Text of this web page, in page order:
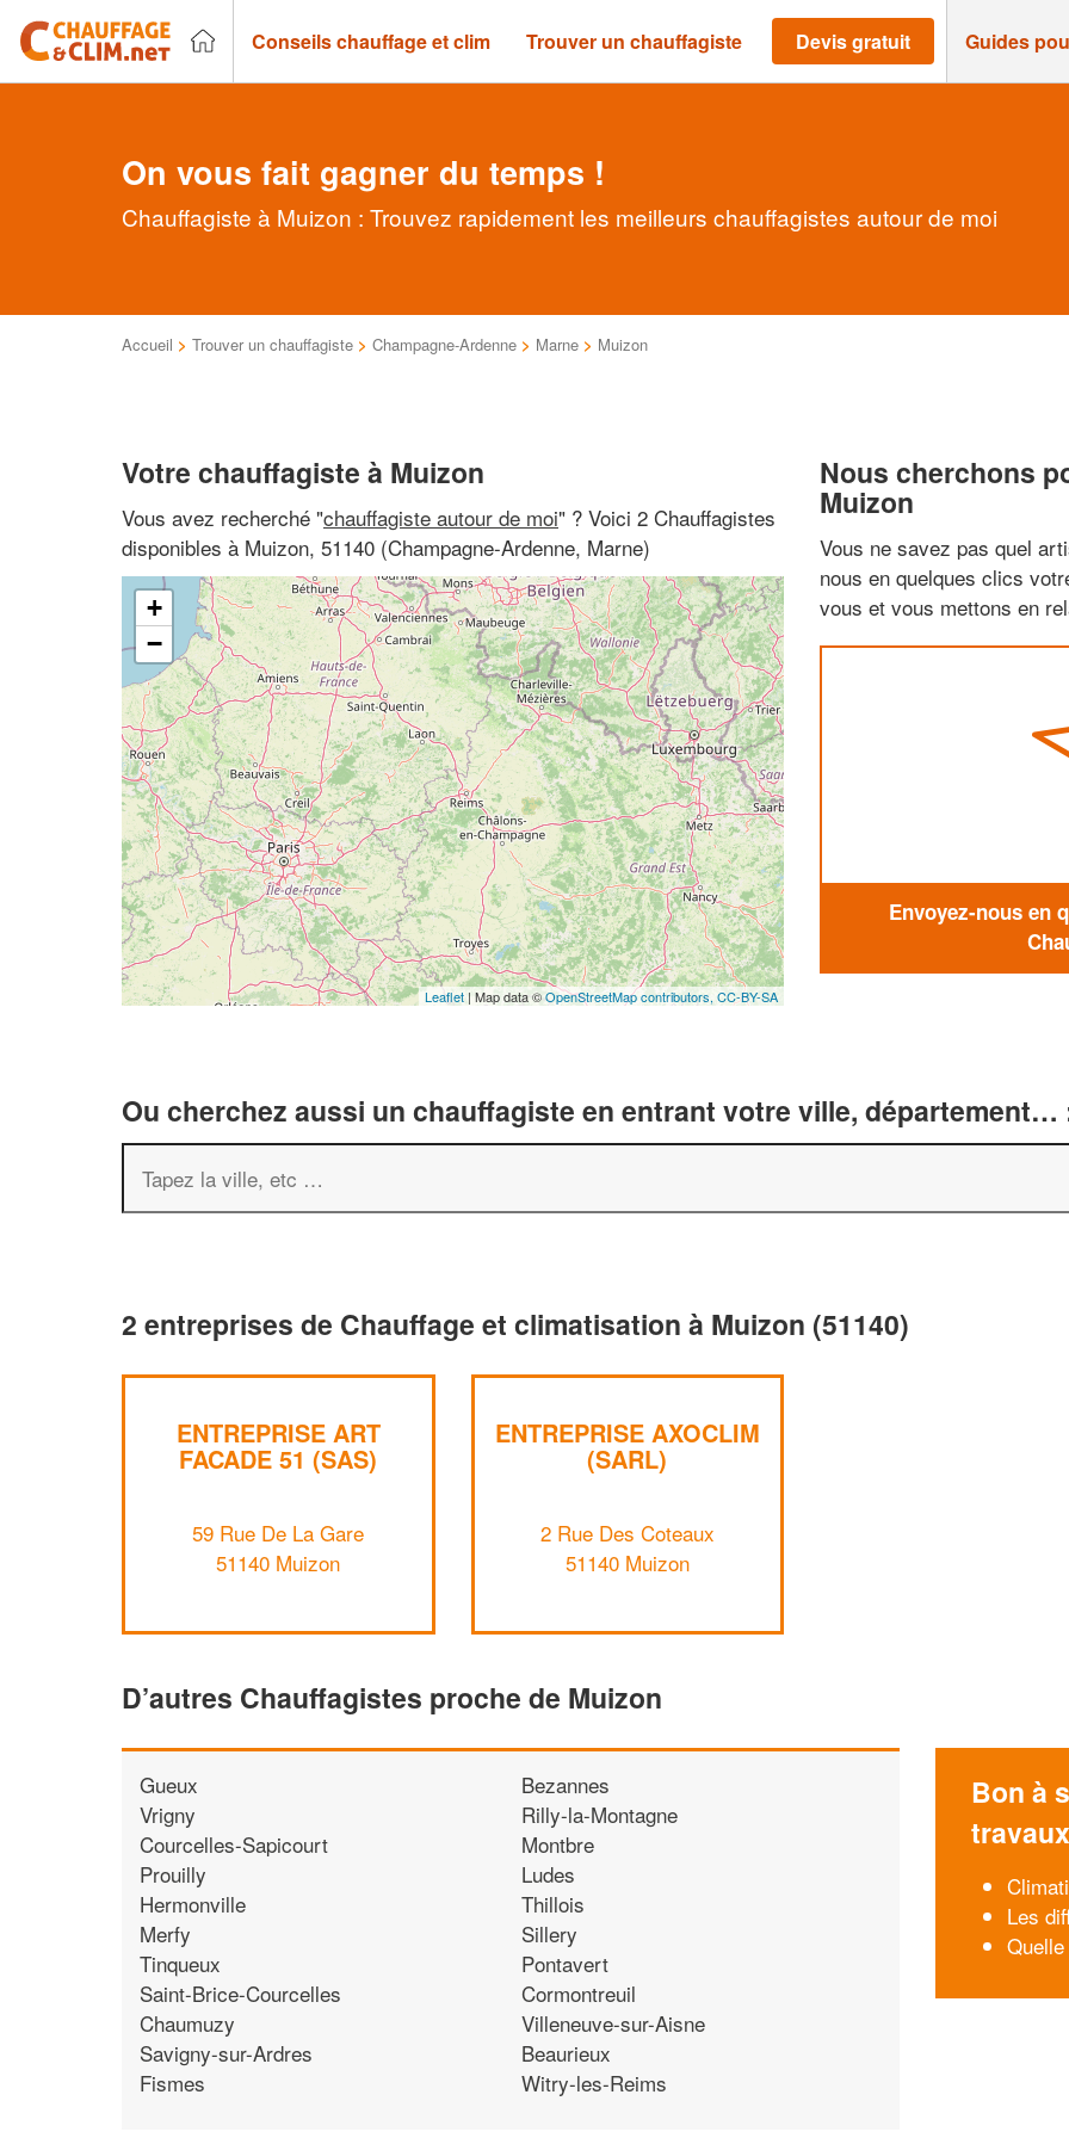
Conseils chauffage et clim Trouver un chauffagiste Devis gratuit Guides
On vous fait gagner du temps !
Chauffagiste à Muizon : Trouvez rapidement les meilleurs chauffagistes autour de moi
Accueil > Trouver un chauffagiste > Champagne-Ardenne > Marne > Muizon
Votre chauffagiste à Muizon
Vous avez recherché "chauffagiste autour de moi" ? Voici 2 Chauffagistes
disponibles à Muizon, 51140 (Champagne-Ardenne, Marne)
+
−
Leaflet | Map data ©OpenStreetMap contributors, CC-BY-SA
Nous cherchons
Muizon
Vous ne savez pas quel
nous en quelques clics
vous et vous mettons en
Envoyez-nous en
Ou cherchez aussi un chauffagiste en entrant votre ville, département…
2 entreprises de Chauffage et climatisation à Muizon (51140)
ENTREPRISE ART
FACADE 51 (SAS)
59 Rue De La Gare
51140 Muizon
ENTREPRISE AXOCLIM
(SARL)
2 Rue Des Coteaux
51140 Muizon
D’autres Chauffagistes proche de Muizon
Gueux
Vrigny
Courcelles-Sapicourt
Prouilly
Hermonville
Merfy
Tinqueux
Saint-Brice-Courcelles
Chaumuzy
Savigny-sur-Ardres
Fismes
Bezannes
Rilly-la-Montagne
Montbre
Ludes
Thillois
Sillery
Pontavert
Cormontreuil
Villeneuve-sur-Aisne
Beaurieux
Witry-les-Reims
Bon à
travaux
Les